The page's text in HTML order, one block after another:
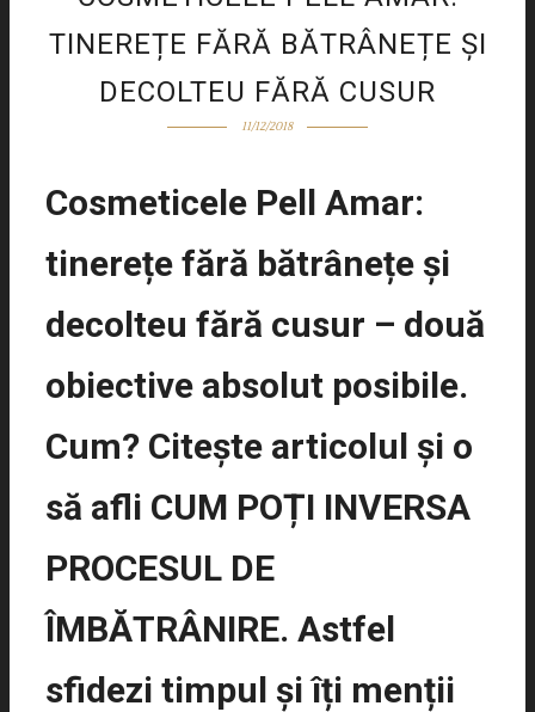
TINEREȚE FĂRĂ BĂTRÂNEȚE ȘI
DECOLTEU FĂRĂ CUSUR
11/12/2018
Cosmeticele Pell Amar:
tinerețe fără bătrânețe și
decolteu fără cusur – două
obiective absolut posibile.
Cum? Citește articolul și o
să afli CUM POȚI INVERSA
PROCESUL DE
ÎMBĂTRÂNIRE. Astfel
sfidezi timpul și îți menții